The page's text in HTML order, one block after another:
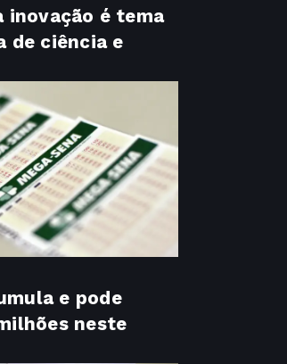
inovação é tema
de ciência e
e pode
neste